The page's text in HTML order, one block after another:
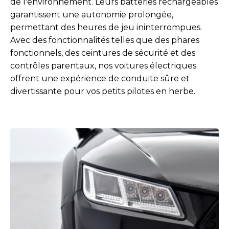
garantissent une autonomie prolongée,
permettant des heures de jeu ininterrompues.
Avec des fonctionnalités telles que des phares
fonctionnels, des ceintures de sécurité et des
contrôles parentaux, nos voitures électriques
offrent une expérience de conduite sûre et
divertissante pour vos petits pilotes en herbe.